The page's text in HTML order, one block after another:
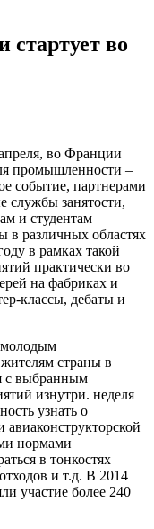
во
во Франции
промышленности –
событие, партнерами
службы занятости,
и студентам
в различных областях
в рамках такой
практически во
на фабриках и
классы, дебаты и
молодым
страны в
с выбранным
изнутри. неделя
узнать о
нормами
в тонкостях
и т.д. В 2014
участие более 240